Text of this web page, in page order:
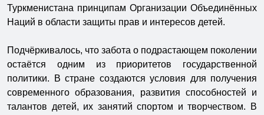
Туркменистана принципам Организации Объединённых
Наций в области защиты прав и интересов детей.
Подчёркивалось, что забота о подрастающем поколении
остаётся одним из приоритетов государственной
политики. В стране создаются условия для получения
современного образования, развития способностей и
талантов детей, их занятий спортом и творчеством. В